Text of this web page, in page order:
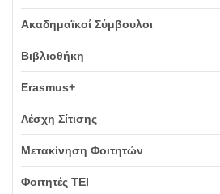
Ακαδημαϊκοί Σύμβουλοι
Βιβλιοθήκη
Erasmus+
Λέσχη Σίτισης
Μετακίνηση Φοιτητών
Φοιτητές ΤΕΙ